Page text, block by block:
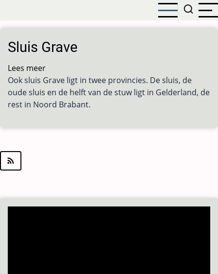
naar
de
inhoud
gaan
Sluis Grave
Lees meer
Sluis
Grave
Ook sluis Grave ligt in twee provincies. De sluis, de
oude sluis en de helft van de stuw ligt in Gelderland, de
rest in Noord Brabant.